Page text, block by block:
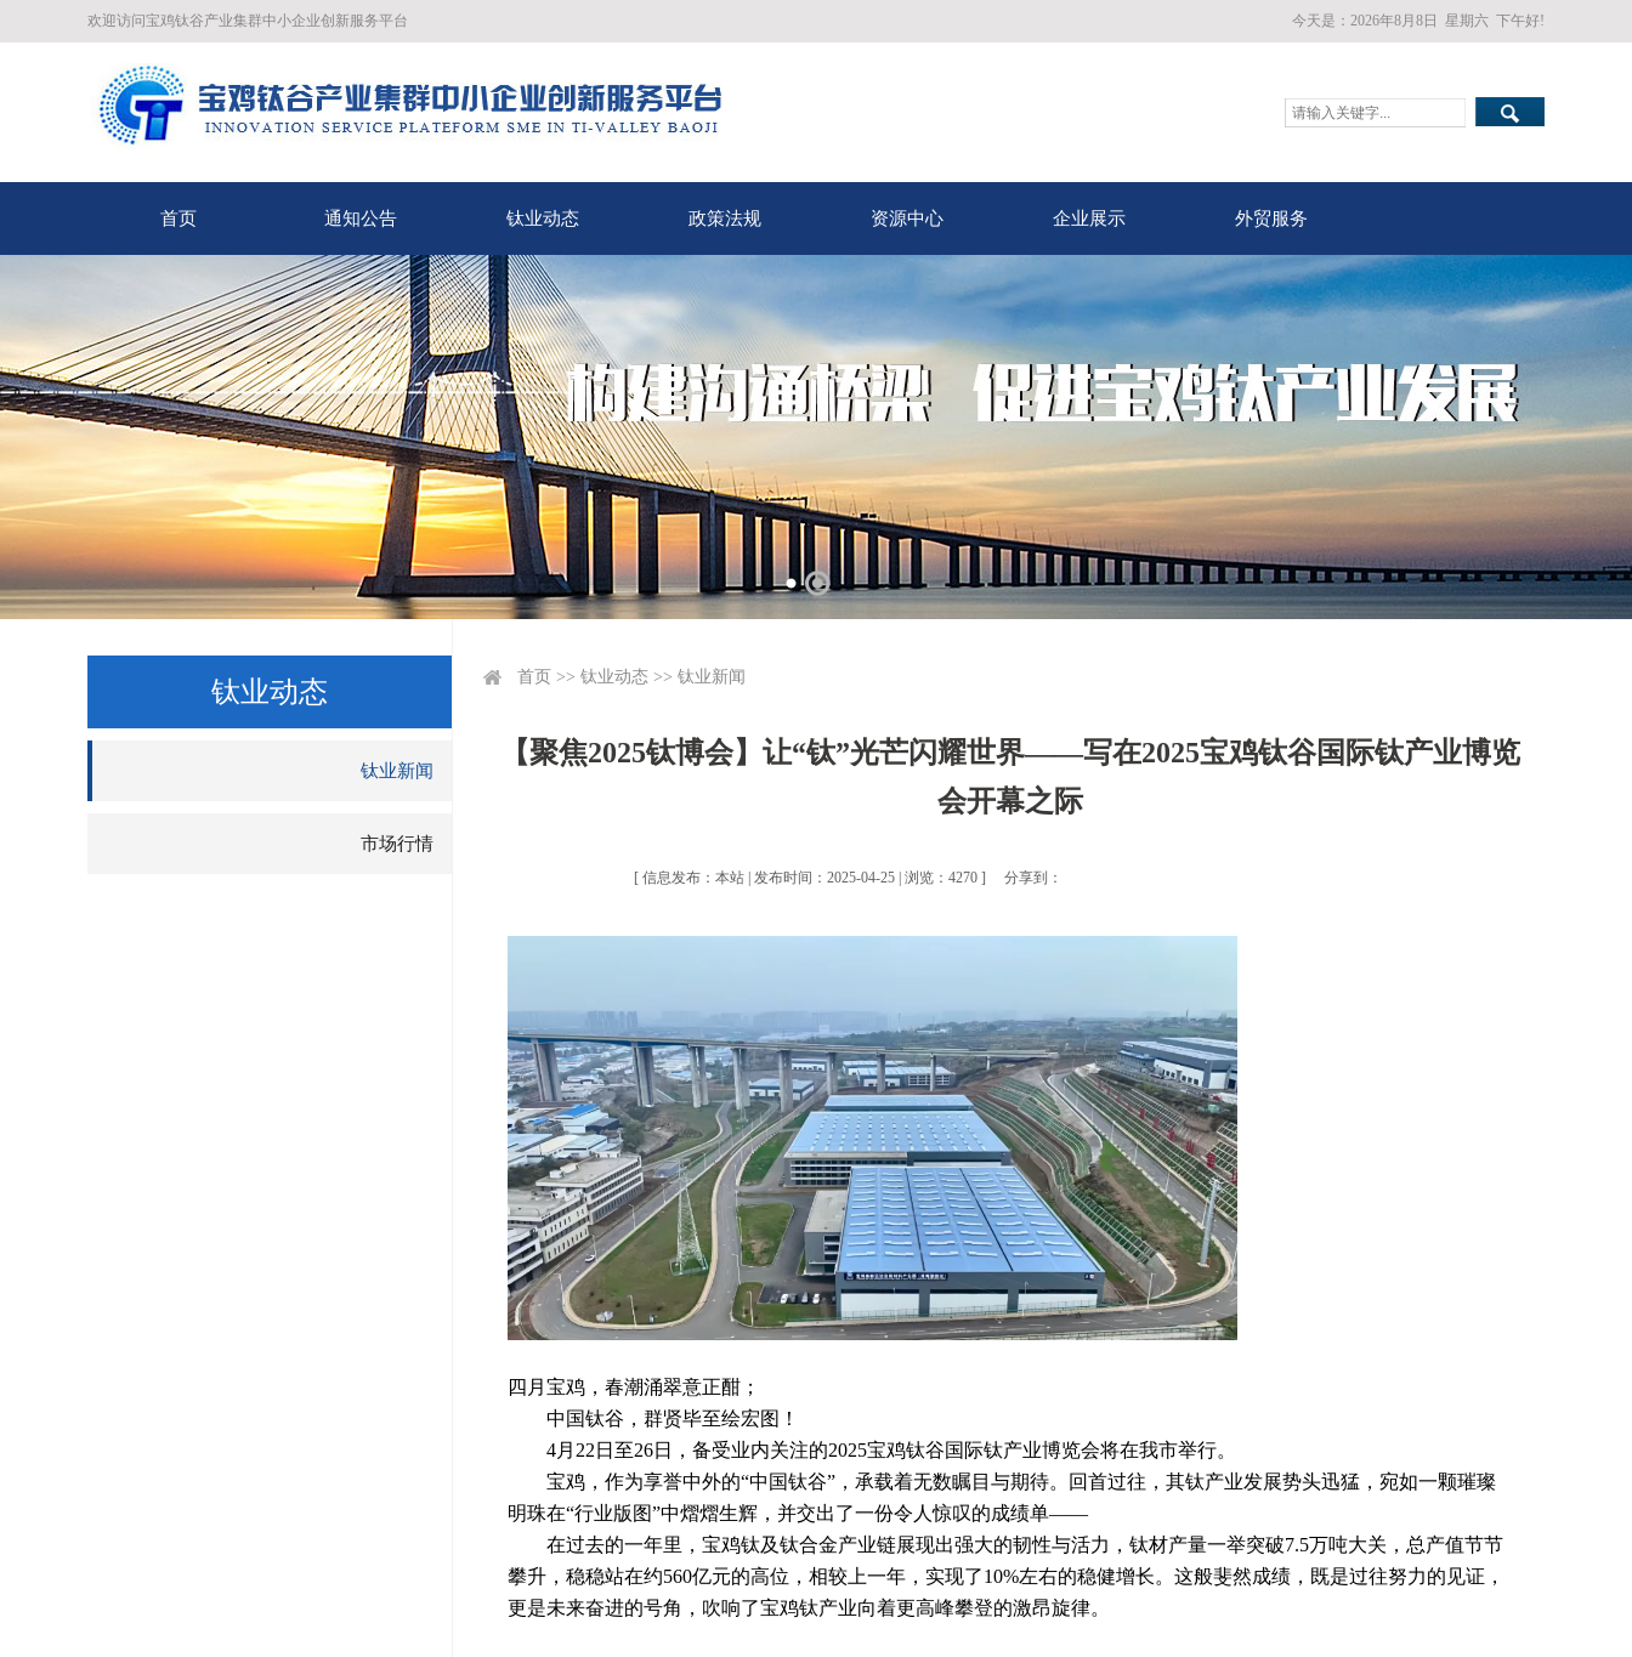
欢迎访问宝鸡钛谷产业集群中小企业创新服务平台 今天是： 2026年8月8日 星期六 下午好!
首页 通知公告 钛业动态 政策法规 资源中心 企业展示 外贸服务
钛业动态
钛业新闻
市场行情
首页 >> 钛业动态 >> 钛业新闻
【聚焦2025钛博会】让“钛”光芒闪耀世界——写在2025宝鸡钛谷国际钛产业博览
会开幕之际
[ 信息发布：本站 | 发布时间：2025-04-25 | 浏览：4270 ] 分享到：
四月宝鸡，春潮涌翠意正酣；
中国钛谷，群贤毕至绘宏图！
4月22日至26日，备受业内关注的2025宝鸡钛谷国际钛产业博览会将在我市举行。
宝鸡，作为享誉中外的“中国钛谷”，承载着无数瞩目与期待。回首过往，其钛产业发展势头迅猛，宛如一颗璀璨
明珠在“行业版图”中熠熠生辉，并交出了一份令人惊叹的成绩单——
在过去的一年里，宝鸡钛及钛合金产业链展现出强大的韧性与活力，钛材产量一举突破7.5万吨大关，总产值节节
攀升，稳稳站在约560亿元的高位，相较上一年，实现了10%左右的稳健增长。这般斐然成绩，既是过往努力的见证，
更是未来奋进的号角，吹响了宝鸡钛产业向着更高峰攀登的激昂旋律。